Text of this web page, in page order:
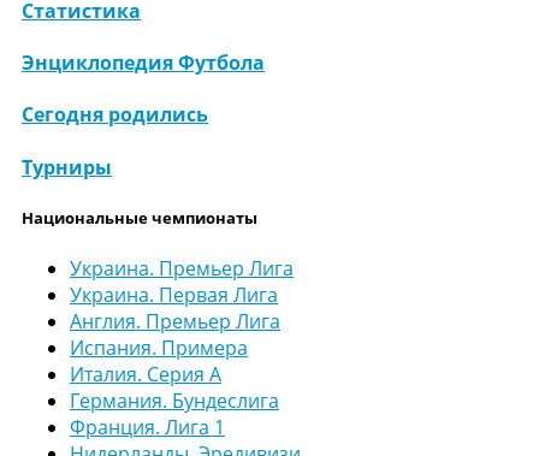
Статистика
Энциклопедия Футбола
Сегодня родились
Турниры
Национальные чемпионаты
Украина. Премьер Лига
Украина. Первая Лига
Англия. Премьер Лига
Испания. Примера
Италия. Серия А
Германия. Бундеслига
Франция. Лига 1